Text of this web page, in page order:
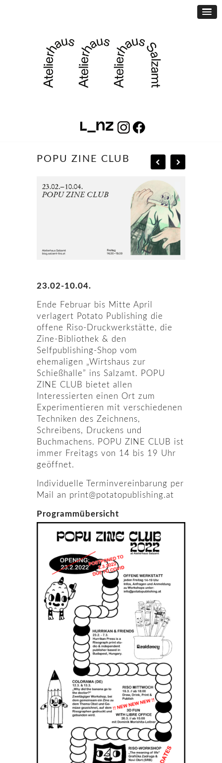
POPU ZINE CLUB
23.02-10.04.
Ende Februar bis Mitte April
verlagert Potato Publishing die
offene Riso-Druckwerkstätte, die
Zine-Bibliothek & den
Selfpublishing-Shop vom
ehemaligen „Wirtshaus zur
Schießhalle” ins Salzamt. POPU
ZINE CLUB bietet allen
Interessierten einen Ort zum
Experimentieren mit verschiedenen
Techniken des Zeichnens,
Schreibens, Druckens und
Buchmachens. POPU ZINE CLUB ist
immer Freitags von 14 bis 19 Uhr
geöffnet.
Individuelle Terminvereinbarung per
Mail an print@potatopublishing.at
Programmübersicht